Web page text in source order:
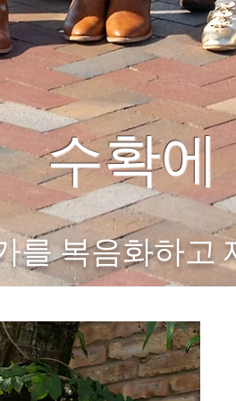
수확
를 복음화하고